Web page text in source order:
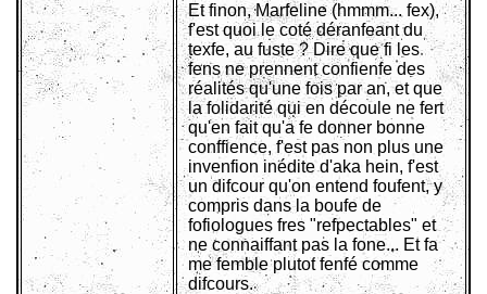
Et finon, Marfeline (hmmm... fex),
f'est quoi le coté déranfeant du
texfe, au fuste ? Dire que fi les
fens ne prennent confienfe des
réalités qu'une fois par an, et que
la folidarité qui en découle ne fert
qu'en fait qu'a fe donner bonne
conffience, f'est pas non plus une
invenfion inédite d'aka hein, f'est
un difcour qu'on entend foufent, y
compris dans la boufe de
fofiologues fres "refpectables" et
ne connaiffant pas la fone... Et fa
me femble plutot fenfé comme
difcours.